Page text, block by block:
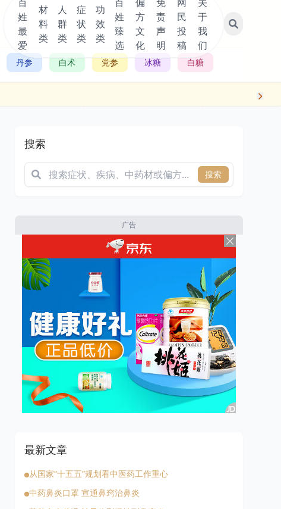
姓
最
爱
材
料
类
人
群
类
症
状
类
功
效
类
姓
臻
选
方
文
化
责
声
明
民
投
稿
于
我
们
丹参 白术 党参 冰糖 白糖
搜索
搜索
广告
最新文章
从国家“十五五”规划看中医药工作重心
中药鼻炎口罩 宣通鼻窍治鼻炎